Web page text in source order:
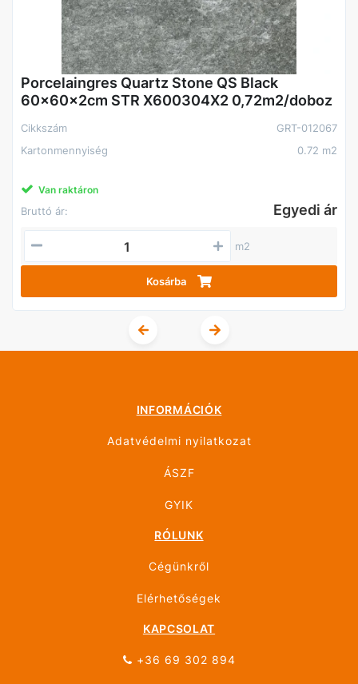
Porcelaingres Quartz Stone QS Black
60x60x2cm STR X600304X2 0,72m2/doboz
Cikkszám
GRT-012067
Kartonmennyiség
0.72 m2
Van raktáron
Bruttó ár: Egyedi ár
m2
Kosárba
INFORMÁCIÓK
Adatvédelmi nyilatkozat
ÁSZF
GYIK
RÓLUNK
Cégünkről
Elérhetőségek
KAPCSOLAT
+36 69 302 894